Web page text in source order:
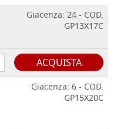
Giacenza: 24 - COD.
GP13X17C
ACQUISTA
Giacenza: 6 - COD.
GP15X20C